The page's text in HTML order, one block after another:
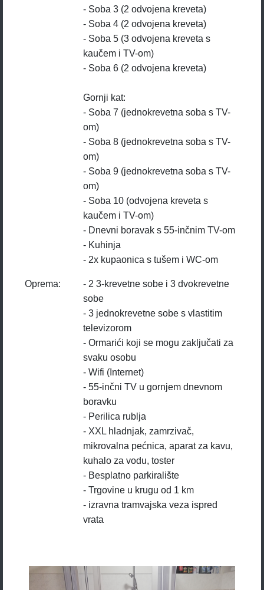
- Soba 3 (2 odvojena kreveta)
- Soba 4 (2 odvojena kreveta)
- Soba 5 (3 odvojena kreveta s
kaučem i TV-om)
- Soba 6 (2 odvojena kreveta)
Gornji kat:
- Soba 7 (jednokrevetna soba s TV-
om)
- Soba 8 (jednokrevetna soba s TV-
om)
- Soba 9 (jednokrevetna soba s TV-
om)
- Soba 10 (odvojena kreveta s
kaučem i TV-om)
- Dnevni boravak s 55-inčnim TV-om
- Kuhinja
- 2x kupaonica s tušem i WC-om
Oprema:
- 2 3-krevetne sobe i 3 dvokrevetne
sobe
- 3 jednokrevetne sobe s vlastitim
televizorom
- Ormarići koji se mogu zaključati za
svaku osobu
- Wifi (Internet)
- 55-inčni TV u gornjem dnevnom
boravku
- Perilica rublja
- XXL hladnjak, zamrzivač,
mikrovalna pećnica, aparat za kavu,
kuhalo za vodu, toster
- Besplatno parkiralište
- Trgovine u krugu od 1 km
- izravna tramvajska veza ispred
vrata